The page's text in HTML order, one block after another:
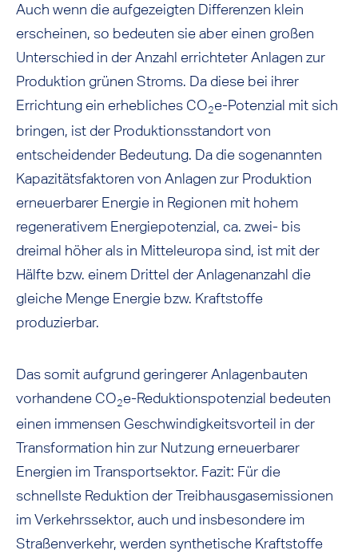
Auch wenn die aufgezeigten Differenzen klein
erscheinen, so bedeuten sie aber einen großen
Unterschied in der Anzahl errichteter Anlagen zur
Produktion grünen Stroms. Da diese bei ihrer
Errichtung ein erhebliches CO2e-Potenzial mit sich
bringen, ist der Produktionsstandort von
entscheidender Bedeutung. Da die sogenannten
Kapazitätsfaktoren von Anlagen zur Produktion
erneuerbarer Energie in Regionen mit hohem
regenerativem Energiepotenzial, ca. zwei- bis
dreimal höher als in Mitteleuropa sind, ist mit der
Hälfte bzw. einem Drittel der Anlagenanzahl die
gleiche Menge Energie bzw. Kraftstoffe
produzierbar.
Das somit aufgrund geringerer Anlagenbauten
vorhandene CO2e-Reduktionspotenzial bedeuten
einen immensen Geschwindigkeitsvorteil in der
Transformation hin zur Nutzung erneuerbarer
Energien im Transportsektor. Fazit: Für die
schnellste Reduktion der Treibhausgasemissionen
im Verkehrssektor, auch und insbesondere im
Straßenverkehr, werden synthetische Kraftstoffe